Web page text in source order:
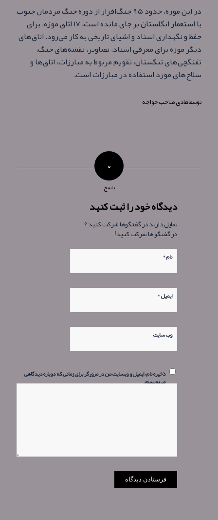
در این موزه، حدود ۹۵ جنگ‌افزار از دوره جنگ مردمان جنوب
با استعمار انگلستان بر جای مانده است. ۱۷ اتاق موزه، برای
حفظ و نگهداری اسناد و اشیای تاریخی به کار می‌رود. اتاق‌های
دیگر موزه برای معرفی اسناد، تصاویر، نقشه‌های جنگ،
تفنگچی‌های تنگستان، تقویم مربوط به مبارزات، اتاق‌ها و
سلاح‌های مورد استفاده در مبارزات است.
توسطهادی صاحب خواجه
۰
پاسخ
دیدگاه خود را ثبت کنید
تمایل دارید در گفتگوها شرکت کنید ؟
در گفتگو ها شرکت کنید!
نام*
ایمیل*
وب‌ سایت
ذخیره نام، ایمیل و وبسایت من در مرورگر برای زمانی که دوباره دیدگاهی
می‌نویسم.